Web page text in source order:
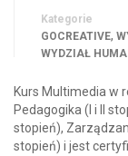
Kategorie
GOCREATIVE,
WYDZIAŁ
Kurs Multimedia w
Pedagogika (I i II
stopień),
stopień) i jest